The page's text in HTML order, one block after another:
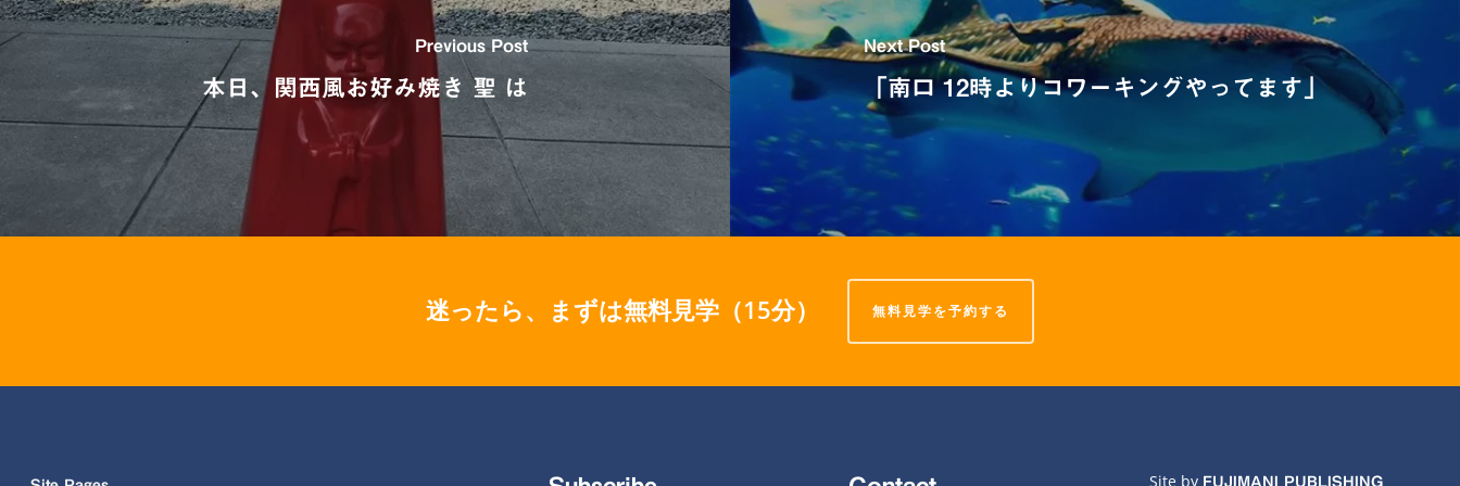
Previous Post
本日、関西風お好み焼き 聖 は
Next Post
「南口 12時よりコワーキングやってます」
迷ったら、まずは無料見学（15分） 無料見学を予約する
Site by FUJIMANI PUBLISHING